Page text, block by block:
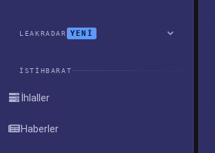
LEAKRADAR YENİ
İSTIHBARAT
İhlaller
Haberler